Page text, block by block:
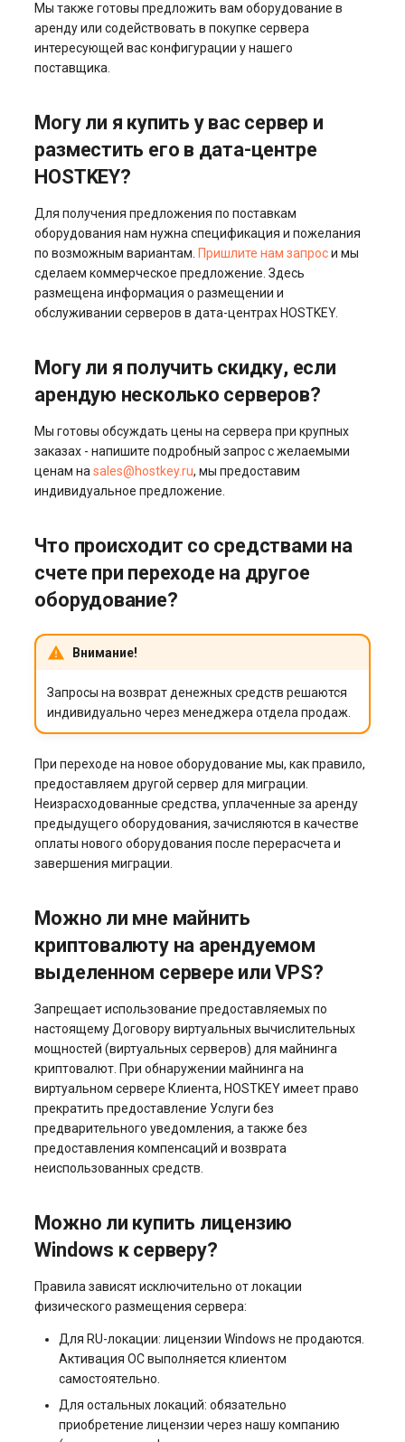
Мы также готовы предложить вам оборудование в
аренду или содействовать в покупке сервера
интересующей вас конфигурации у нашего
поставщика.
Могу ли я купить у вас сервер и
разместить его в дата-центре
HOSTKEY?
Для получения предложения по поставкам
оборудования нам нужна спецификация и пожелания
по возможным вариантам. Пришлите нам запроси мы
сделаем коммерческое предложение. Здесь
размещена информация о размещении и
обслуживании серверов в дата-центрах HOSTKEY.
Могу ли я получить скидку, если
арендую несколько серверов?
Мы готовы обсуждать цены на сервера при крупных
заказах - напишите подробный запрос с желаемыми
ценам наsales@hostkey.ru, мы предоставим
индивидуальное предложение.
Что происходит со средствами на
счете при переходе на другое
оборудование?
Внимание!
Запросы на возврат денежных средств решаются
индивидуально через менеджера отдела продаж.
При переходе на новое оборудование мы, как правило,
предоставляем другой сервер для миграции.
Неизрасходованные средства, уплаченные за аренду
предыдущего оборудования, зачисляются в качестве
оплаты нового оборудования после перерасчета и
завершения миграции.
Можно ли мне майнить
криптовалюту на арендуемом
выделенном сервере или VPS?
Запрещает использование предоставляемых по
настоящему Договору виртуальных вычислительных
мощностей (виртуальных серверов) для майнинга
криптовалют. При обнаружении майнинга на
виртуальном сервере Клиента, HOSTKEY имеет право
прекратить предоставление Услуги без
предварительного уведомления, а также без
предоставления компенсаций и возврата
неиспользованных средств.
Можно ли купить лицензию
Windows к серверу?
Правила зависят исключительно от локации
физического размещения сервера:
Для RU-локации: лицензии Windows не продаются.
Активация ОС выполняется клиентом
самостоятельно.
Для остальных локаций: обязательно
приобретение лицензии через нашу компанию